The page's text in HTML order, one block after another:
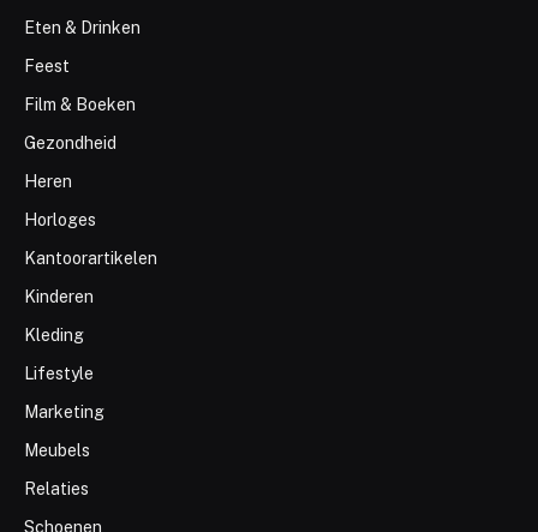
Eten & Drinken
Feest
Film & Boeken
Gezondheid
Heren
Horloges
Kantoorartikelen
Kinderen
Kleding
Lifestyle
Marketing
Meubels
Relaties
Schoenen